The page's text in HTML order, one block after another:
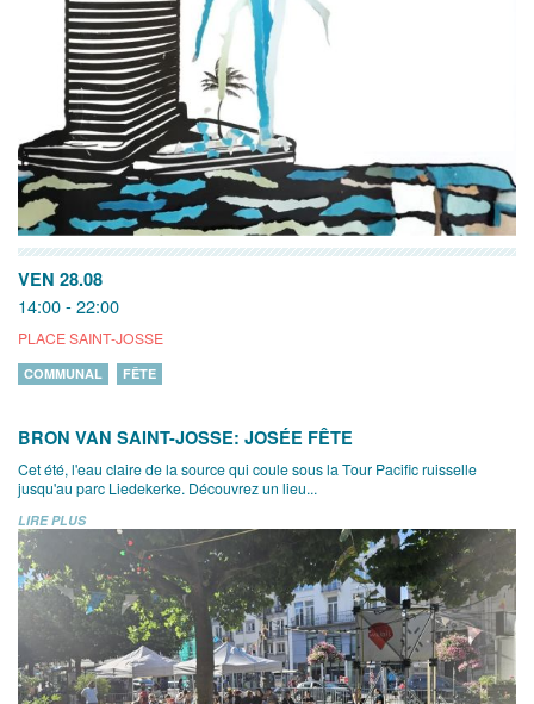
VEN 28.08
14:00 - 22:00
PLACE SAINT-JOSSE
COMMUNAL FÊTE
BRON VAN SAINT-JOSSE: JOSÉE FÊTE
Cet été, l'eau claire de la source qui coule sous la Tour Pacific ruisselle
jusqu'au parc Liedekerke. Découvrez un lieu...
LIRE PLUS